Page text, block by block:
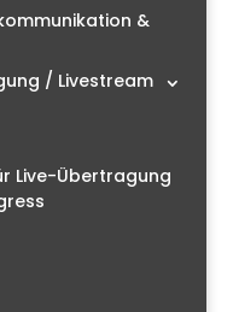
&
/ Livestream
Live-Übertragung